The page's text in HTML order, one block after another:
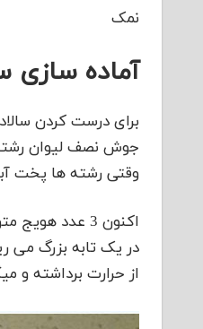
نمک
آماده سازی
جوش نصف لیوان
وقتی رشته ها پخت
اکنون 3 عدد
از حرارت برداشته و